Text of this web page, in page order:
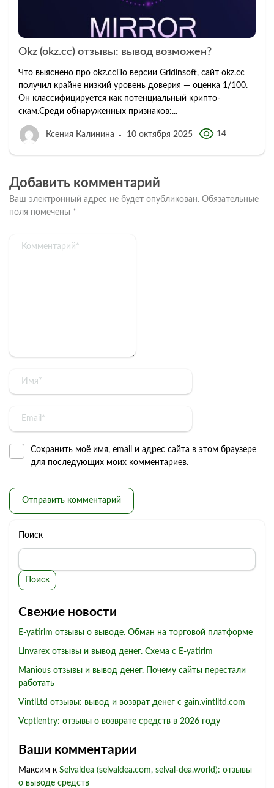
Okz (okz.cc) отзывы: вывод возможен?
Что выяснено про okz.ccПо версии Gridinsoft, сайт okz.cc
получил крайне низкий уровень доверия — оценка 1/100.
Он классифицируется как потенциальный крипто-
скам.Среди обнаруженных признаков:...
Ксения Калинина 10 октября 2025 14
Добавить комментарий
Ваш электронный адрес не будет опубликован. Обязательные
поля помечены *
Сохранить моё имя, email и адрес сайта в этом браузере
для последующих моих комментариев.
Поиск
Поиск
Свежие новости
E-yatirim отзывы о выводе. Обман на торговой платформе
Linvarex отзывы и вывод денег. Схема с E-yatirim
Manious отзывы и вывод денег. Почему сайты перестали
работать
VintlLtd отзывы: вывод и возврат денег с gain.vintlltd.com
Vcptlentry: отзывы о возврате средств в 2026 году
Ваши комментарии
Максим к Selvaldea (selvaldea.com, selval-dea.world): отзывы
о выводе средств